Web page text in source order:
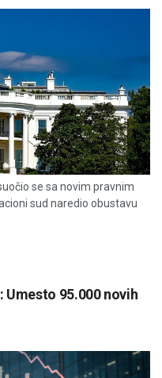
se sa novim pravnim
sud naredio obustavu
95.000 novih